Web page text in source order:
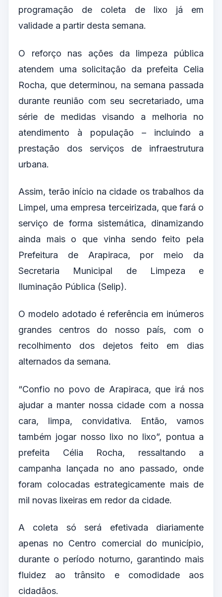
programação de coleta de lixo já em
validade a partir desta semana.
O reforço nas ações da limpeza pública
atendem uma solicitação da prefeita Celia
Rocha, que determinou, na semana passada
durante reunião com seu secretariado, uma
série de medidas visando a melhoria no
atendimento à população – incluindo a
prestação dos serviços de infraestrutura
urbana.
Assim, terão início na cidade os trabalhos da
Limpel, uma empresa terceirizada, que fará o
serviço de forma sistemática, dinamizando
ainda mais o que vinha sendo feito pela
Prefeitura de Arapiraca, por meio da
Secretaria Municipal de Limpeza e
Iluminação Pública (Selip).
O modelo adotado é referência em inúmeros
grandes centros do nosso país, com o
recolhimento dos dejetos feito em dias
alternados da semana.
“Confio no povo de Arapiraca, que irá nos
ajudar a manter nossa cidade com a nossa
cara, limpa, convidativa. Então, vamos
também jogar nosso lixo no lixo”, pontua a
prefeita Célia Rocha, ressaltando a
campanha lançada no ano passado, onde
foram colocadas estrategicamente mais de
mil novas lixeiras em redor da cidade.
A coleta só será efetivada diariamente
apenas no Centro comercial do município,
durante o período noturno, garantindo mais
fluidez ao trânsito e comodidade aos
cidadãos.